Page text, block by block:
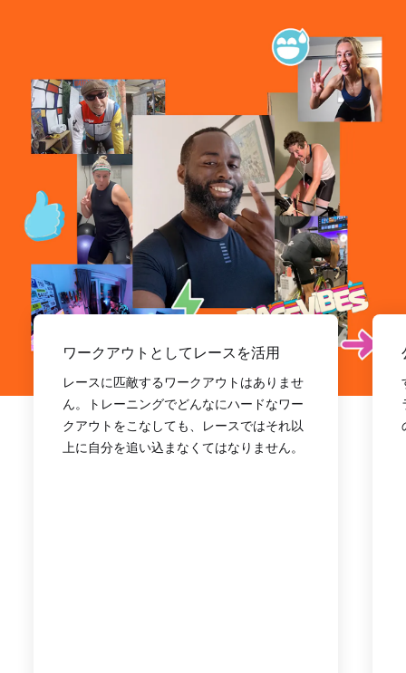
ワークアウトとしてレースを活用
レースに匹敵するワークアウトはありませ
ん。トレーニングでどんなにハードなワー
クアウトをこなしても、レースではそれ以
上に自分を追い込まなくてはなりません。